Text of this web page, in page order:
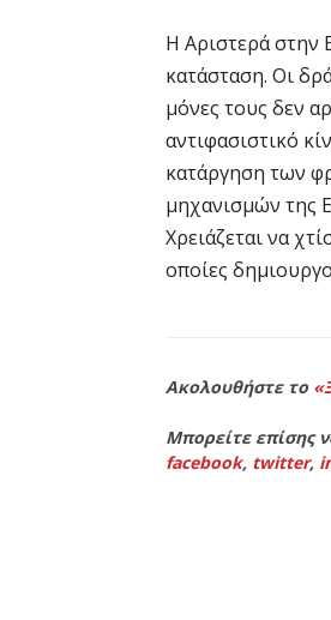
Η Αριστερά στην
κατάσταση. Οι
μόνες τους δεν
αντιφασιστικό
κατάργηση των
μηχανισμών της
Χρειάζεται να
οποίες
Ακολουθήστε το
Μπορείτε επίσης
facebook, twitter,